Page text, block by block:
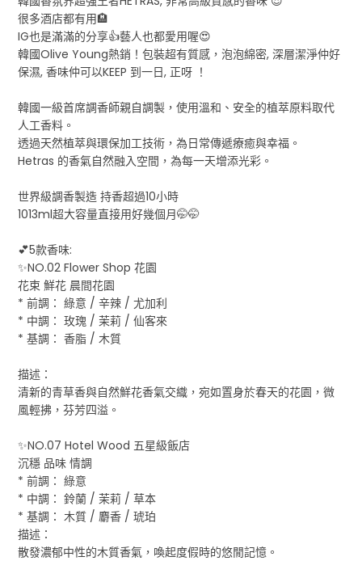
很多酒店都有用🏨
IG也是滿滿的分享👍藝人也都愛用喔😍
韓國Olive Young熱銷！包裝超有質感，泡泡綿密, 深層潔淨仲好
保濕, 香味仲可以KEEP 到一日, 正呀 ！
韓國一級首席調香師親自調製，使用溫和、安全的植萃原料取代
人工香料。
透過天然植萃與環保加工技術，為日常傳遞療癒與幸福。
Hetras 的香氣自然融入空間，為每一天增添光彩。
世界級調香製造 持香超過10小時
1013ml超大容量直接用好幾個月🤭🤭
💕5款香味:
✨NO.02 Flower Shop 花園
花束 鮮花 晨間花園
* 前調： 綠意 / 辛辣 / 尤加利
* 中調： 玫瑰 / 茉莉 / 仙客來
* 基調： 香脂 / 木質
描述：
清新的青草香與自然鮮花香氣交織，宛如置身於春天的花園，微
風輕拂，芬芳四溢。
✨NO.07 Hotel Wood 五星級飯店
沉穩 品味 情調
* 前調： 綠意
* 中調： 鈴蘭 / 茉莉 / 草本
* 基調： 木質 / 麝香 / 琥珀
描述：
散發濃郁中性的木質香氣，喚起度假時的悠閒記憶。